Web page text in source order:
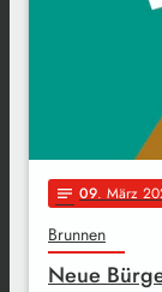
notes 09. März
Brunnen
Neue